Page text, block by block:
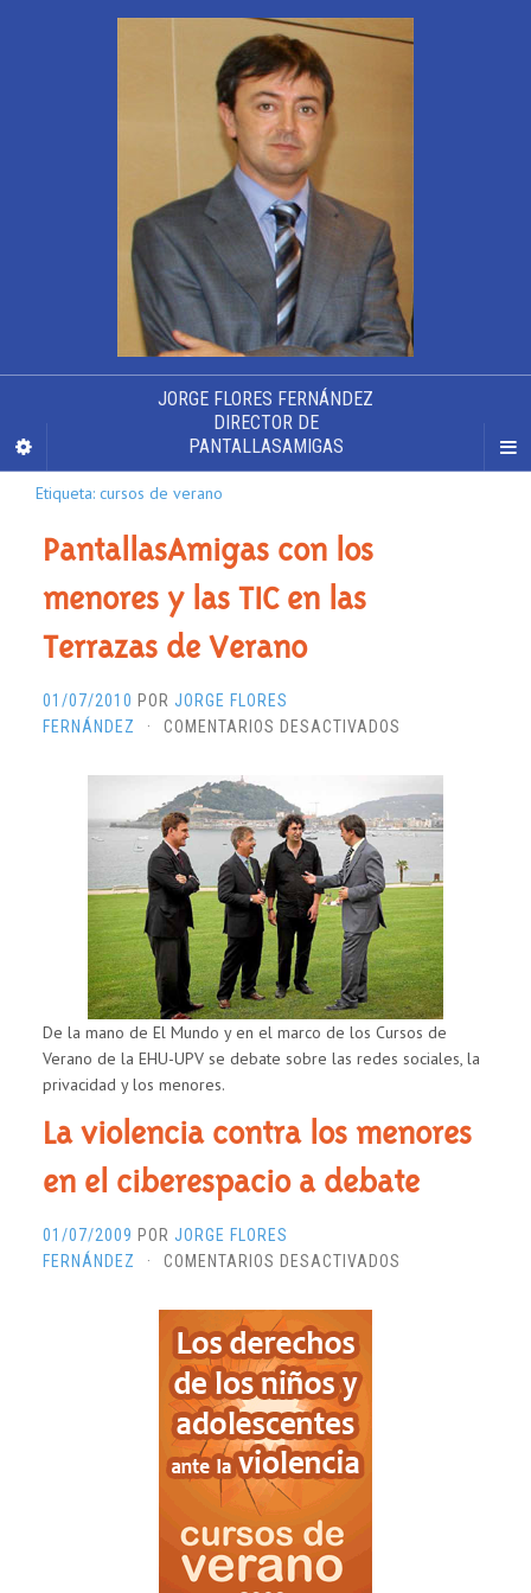
JORGE FLORES FERNÁNDEZ
DIRECTOR DE
PANTALLASAMIGAS
Etiqueta: cursos de verano
PantallasAmigas con los
menores y las TIC en las
Terrazas de Verano
01/07/2010 POR JORGE FLORES
FERNÁNDEZ
· COMENTARIOS DESACTIVADOS
CON
LOS
MENORES
Y
LAS
TIC
EN
LAS
TERRAZAS
DE
VERANO
De la mano de El Mundo y en el marco de los Cursos de
Verano de la EHU-UPV se debate sobre las redes sociales, la
privacidad y los menores.
La violencia contra los menores
en el ciberespacio a debate
01/07/2009 POR JORGE FLORES
FERNÁNDEZ
· COMENTARIOS DESACTIVADOS